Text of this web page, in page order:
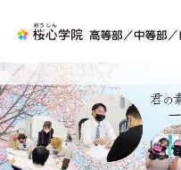
ホーム
高等部
中等部